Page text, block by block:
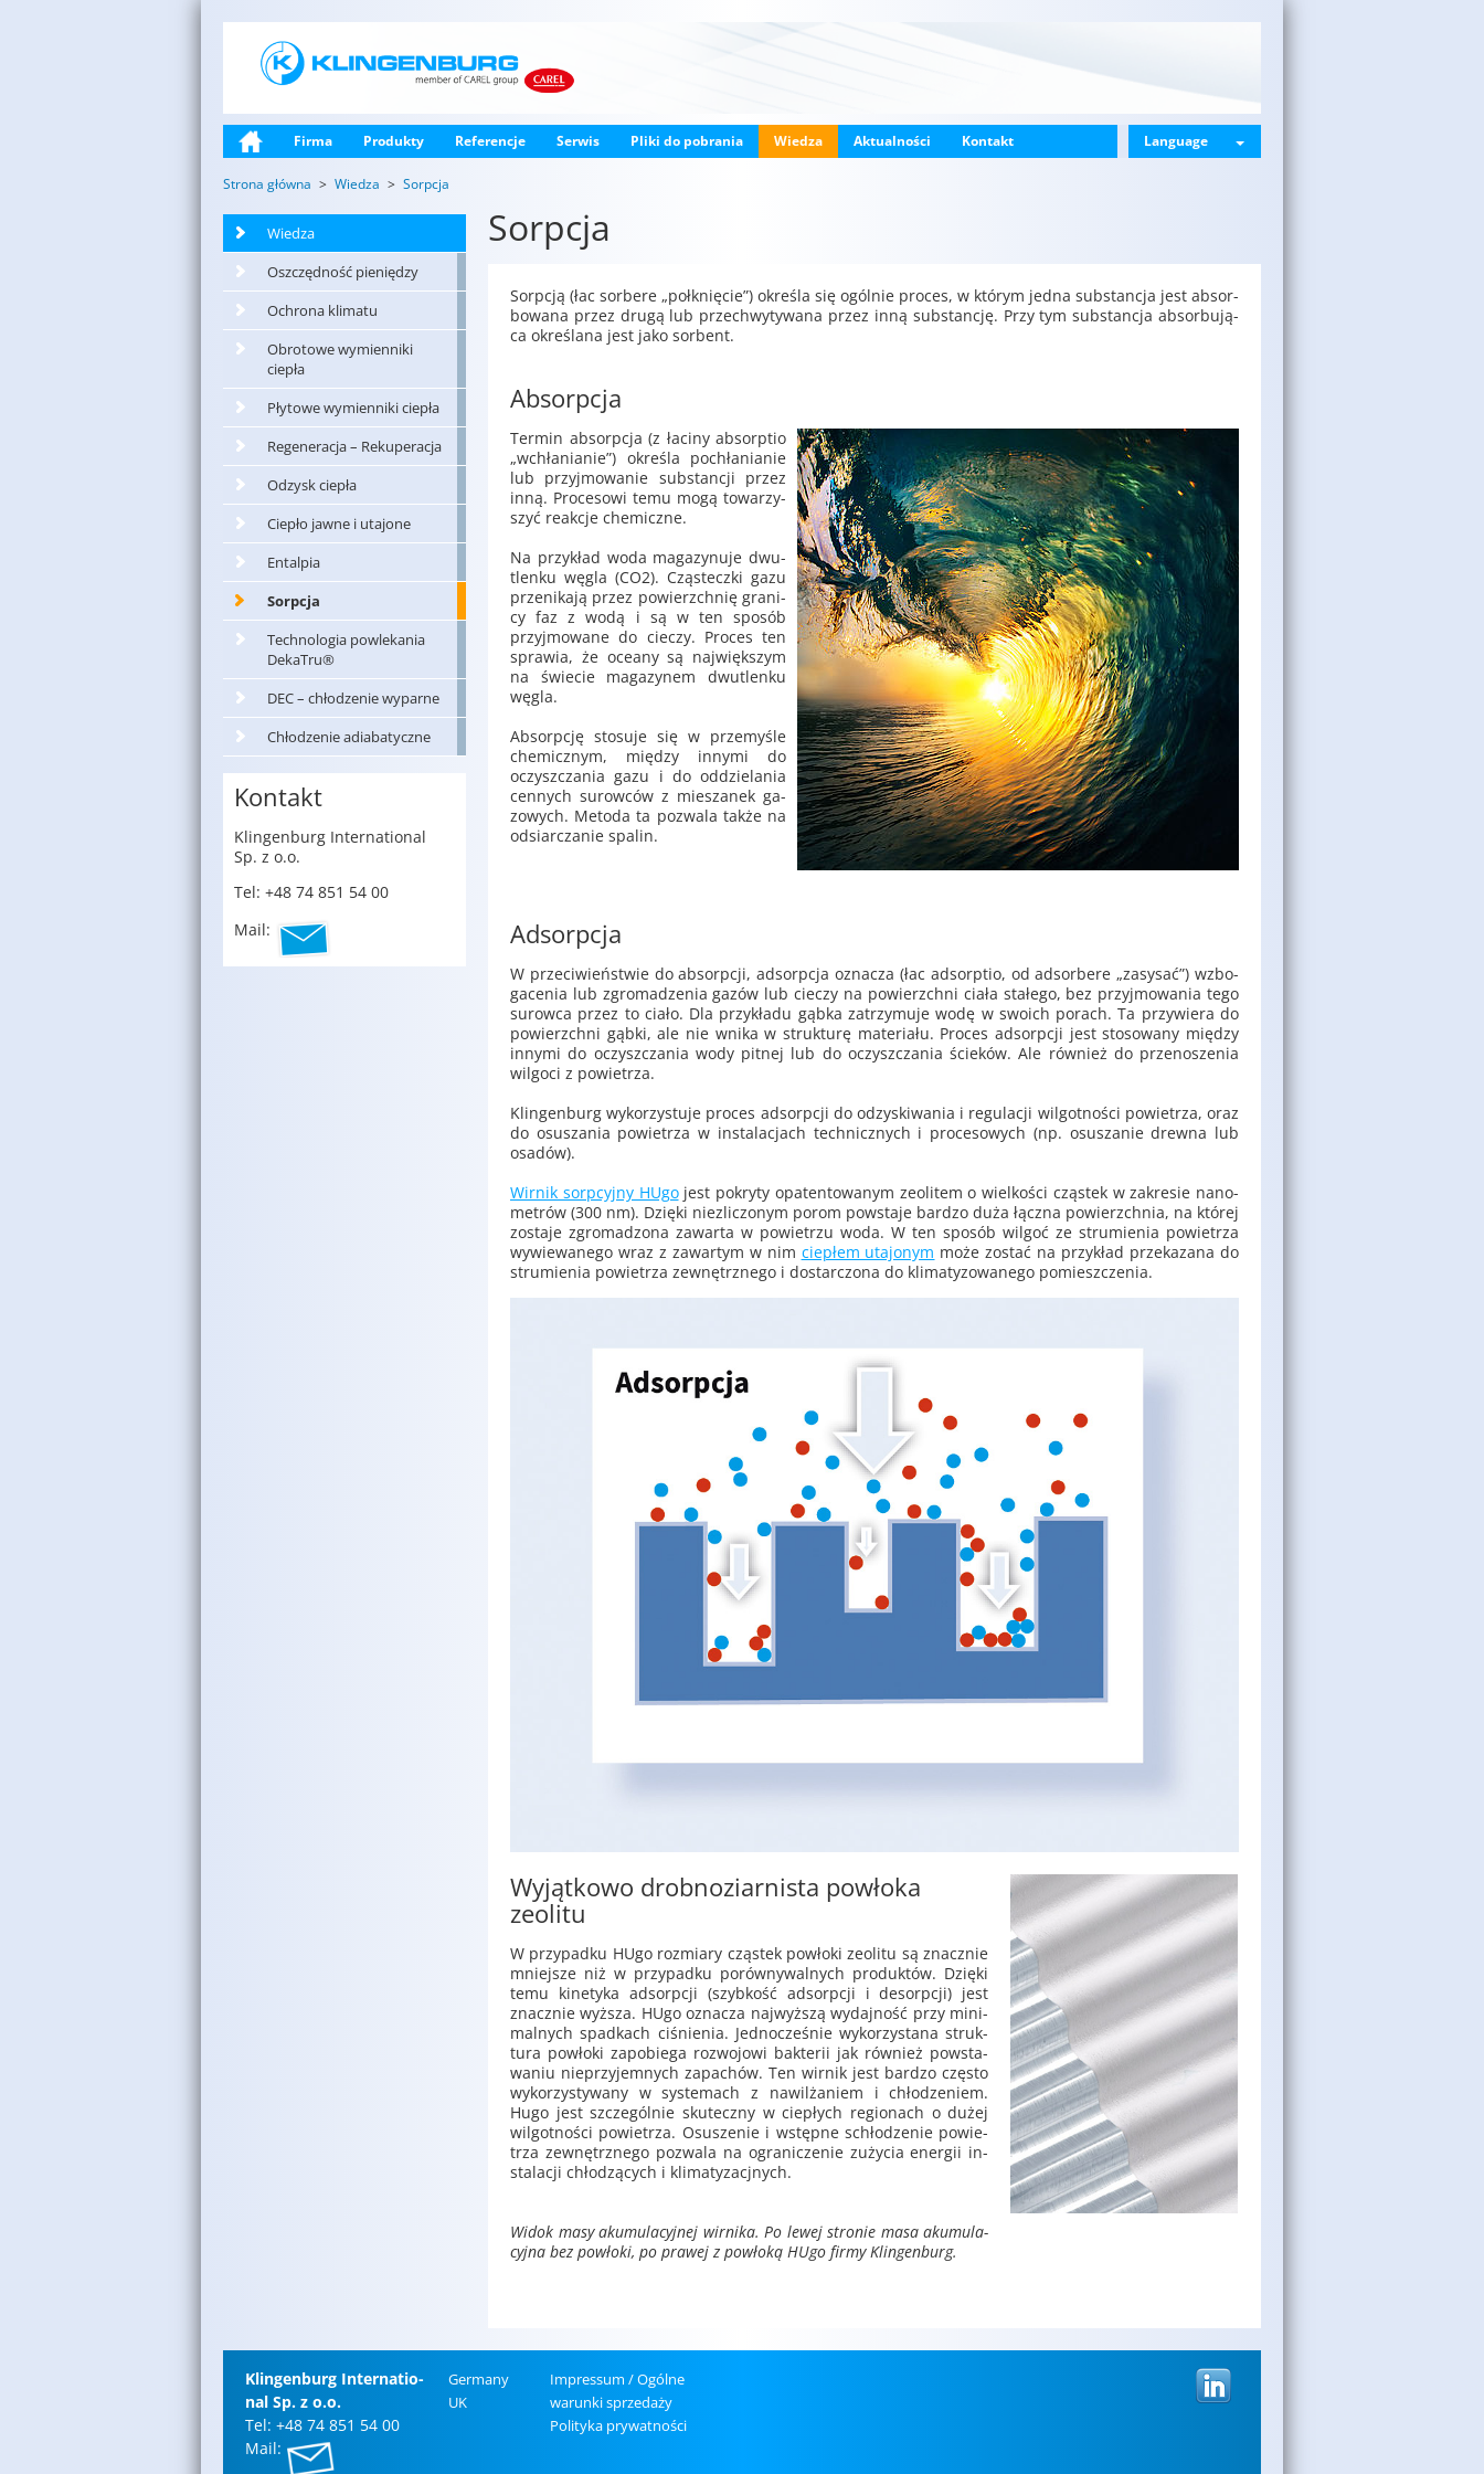
Firma Produkty Referencje Serwis Pliki do pobrania Wiedza Aktualności Kontakt Language
Strona główna Wiedza Sorpcja
Wiedza
Oszczędność pieniędzy
Ochrona klimatu
Obrotowe wymienniki
ciepła
Płytowe wymienniki ciepła
Regeneracja – Rekuperacja
Odzysk ciepła
Ciepło jawne i utajone
Entalpia
Sorpcja
Technologia powlekania
DekaTru®
DEC – chłodzenie wyparne
Chłodzenie adiabatyczne
Kontakt
Klin­gen­burg In­ter­na­tio­nal
Sp. z o.o.
Tel: +48 74 851 54 00
Mail:
Sorpcja
Sorp­cją (łac sor­be­re „po­łknię­cie”) okre­śla się ogól­nie pro­ces, w któ­rym jedna sub­stan­cja jest ab­sor­
bo­wa­na przez drugą lub prze­chwy­ty­wa­na przez inną sub­stan­cję. Przy tym sub­stan­cja ab­sor­bu­ją­
ca okre­śla­na jest jako sor­bent.
Absorpcja
Ter­min ab­sorp­cja (z ła­ci­ny ab­sorp­tio
„wchła­nia­nie”) okre­śla po­chła­nia­nie
lub przyj­mo­wa­nie sub­stan­cji przez
inną. Pro­ce­so­wi temu mogą to­wa­rzy­
szyć re­ak­cje che­micz­ne.
Na przy­kład woda ma­ga­zy­nu­je dwu­
tlen­ku węgla (CO2). Czą­stecz­ki gazu
prze­ni­ka­ją przez po­wierzch­nię gra­ni­
cy faz z wodą i są w ten spo­sób
przyj­mo­wa­ne do cie­czy. Pro­ces ten
spra­wia, że oce­any są naj­więk­szym
na świe­cie ma­ga­zy­nem dwu­tlen­ku
węgla.
Ab­sorp­cję sto­su­je się w prze­my­śle
che­micz­nym, mię­dzy in­ny­mi do
oczysz­cza­nia gazu i do od­dzie­la­nia
cen­nych su­row­ców z mie­sza­nek ga­
zo­wych. Me­to­da ta po­zwa­la także na
od­siar­cza­nie spa­lin.
Adsorpcja
W prze­ci­wień­stwie do ab­sorp­cji, ad­sorp­cja ozna­cza (łac ad­sorp­tio, od ad­sor­be­re „za­sy­sać”) wzbo­
ga­ce­nia lub zgro­ma­dze­nia gazów lub cie­czy na po­wierzch­ni ciała sta­łe­go, bez przyj­mo­wa­nia tego
su­row­ca przez to ciało. Dla przy­kła­du gąbka za­trzy­mu­je wodę w swo­ich po­rach. Ta przy­wie­ra do
po­wierzch­ni gąbki, ale nie wnika w struk­tu­rę ma­te­ria­łu. Pro­ces ad­sorp­cji jest sto­so­wa­ny mię­dzy
in­ny­mi do oczysz­cza­nia wody pit­nej lub do oczysz­cza­nia ście­ków. Ale rów­nież do prze­no­sze­nia
wil­go­ci z po­wie­trza.
Klin­gen­burg wy­ko­rzy­stu­je pro­ces ad­sorp­cji do od­zy­ski­wa­nia i re­gu­la­cji wil­got­no­ści po­wie­trza, oraz
do osu­sza­nia po­wie­trza w in­sta­la­cjach tech­nicz­nych i pro­ce­so­wych (np. osu­sza­nie drew­na lub
osa­dów).
Wir­nik sorp­cyj­ny HUgojest po­kry­ty opa­ten­to­wa­nym ze­oli­tem o wiel­ko­ści czą­stek w za­kre­sie na­no­
me­trów (300 nm). Dzię­ki nie­zli­czo­nym porom po­wsta­je bar­dzo duża łącz­na po­wierzch­nia, na któ­rej
zo­sta­je zgro­ma­dzo­na za­war­ta w po­wie­trzu woda. W ten spo­sób wil­goć ze stru­mie­nia po­wie­trza
wy­wie­wa­ne­go wraz z za­war­tym w nim cie­płem uta­jo­nym może zo­stać na przy­kład prze­ka­za­na do
stru­mie­nia po­wie­trza ze­wnętrz­ne­go i do­star­czo­na do kli­ma­ty­zo­wa­ne­go po­miesz­cze­nia.
Wyjątkowo drobnoziarnista powłoka
zeolitu
W przy­pad­ku HUgo roz­mia­ry czą­stek po­wło­ki ze­oli­tu są znacz­nie
mniej­sze niż w przy­pad­ku po­rów­ny­wal­nych pro­duk­tów. Dzię­ki
temu ki­ne­ty­ka ad­sorp­cji (szyb­kość ad­sorp­cji i de­sorp­cji) jest
znacz­nie wyż­sza. HUgo ozna­cza naj­wyż­szą wy­daj­ność przy mi­ni­
mal­nych spad­kach ci­śnie­nia. Jed­no­cze­śnie wy­ko­rzy­sta­na struk­
tu­ra po­wło­ki za­po­bie­ga roz­wo­jo­wi bak­te­rii jak rów­nież po­wsta­
wa­niu nie­przy­jem­nych za­pa­chów. Ten wir­nik jest bar­dzo czę­sto
wy­ko­rzy­sty­wa­ny w sys­te­mach z na­wil­ża­niem i chło­dze­niem.
Hugo jest szcze­gól­nie sku­tecz­ny w cie­płych re­gio­nach o dużej
wil­got­no­ści po­wie­trza. Osu­sze­nie i wstęp­ne schło­dze­nie po­wie­
trza ze­wnętrz­ne­go po­zwa­la na ogra­ni­cze­nie zu­ży­cia ener­gii in­
sta­la­cji chło­dzą­cych i kli­ma­ty­za­cj­nych.
Widok masy aku­mu­la­cyj­nej wir­ni­ka. Po lewej stro­nie masa aku­mu­la­
cyj­na bez po­wło­ki, po pra­wej z po­wło­ką HUgo firmy Klin­gen­burg.
Klin­gen­burg In­ter­na­tio­
nal Sp. z o.o.
Tel: +48 74 851 54 00
Mail:
Ger­ma­ny
UK
Im­pres­sum / Ogól­ne
wa­run­ki sprze­da­ży
Po­li­ty­ka pry­wat­no­ści